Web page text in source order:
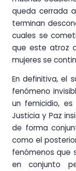
queda cerrada
terminan
cuales se
que este atroz
mujeres se
En definitiva, el
fenómeno
un femicidio,
Justicia y Paz
de forma
como el
fenómenos que
en conjunto